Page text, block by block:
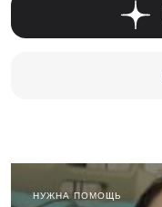
НУЖНА ПОМОЩЬ